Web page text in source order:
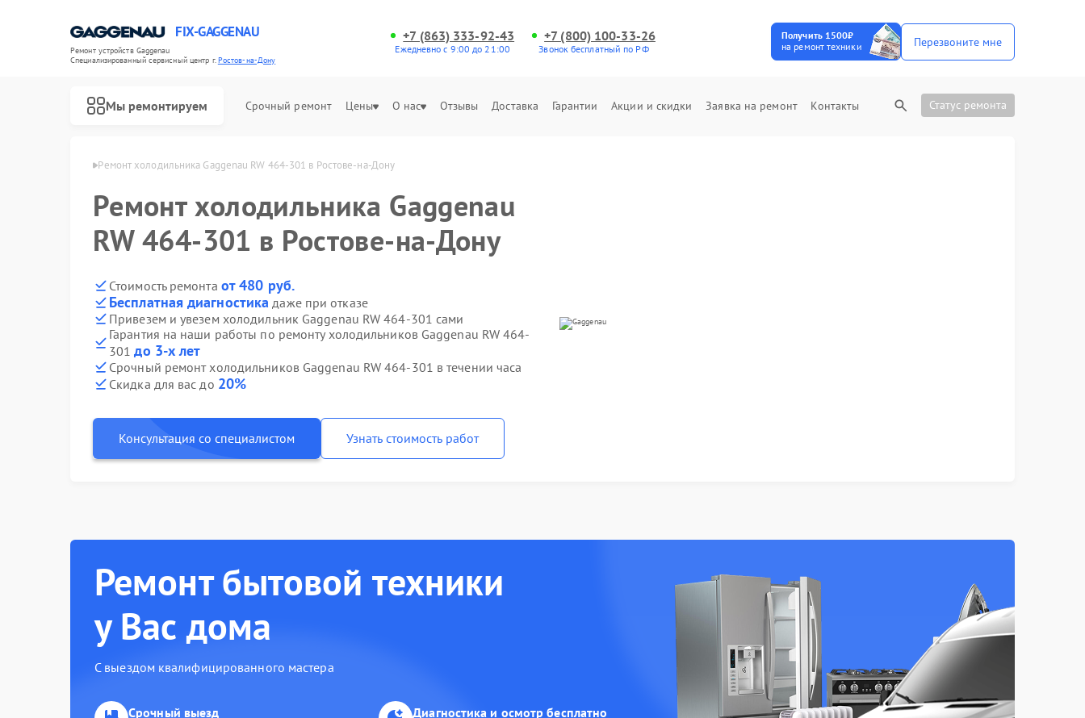
FIX-GAGGENAU
Ремонт устройств Gaggenau
Специализированный cервисный центр г.Ростов-на-Дону
+7 (863) 333-92-43
Ежедневно с 9:00 до 21:00
+7 (800) 100-33-26
Звонок бесплатный по РФ
Получить 1500₽
на ремонт техники
Перезвоните мне
Мы ремонтируем Срочный ремонт Цены О нас Отзывы Доставка Гарантии Акции и скидки Заявка на ремонт Контакты Статус ремонта
в Ростове-на-Дону Ремонт холодильника Gaggenau RW 464-301 в Ростове-на-Дону
Ремонт холодильника Gaggenau
RW 464-301 в Ростове-на-Дону
Стоимость ремонта от 480 руб.
Бесплатная диагностика даже при отказе
Привезем и увезем холодильник Gaggenau RW 464-301 сами
Гарантия на наши работы по ремонту холодильников Gaggenau RW 464-
301до 3-х лет
Срочный ремонт холодильников Gaggenau RW 464-301 в течении часа
Скидка для вас до 20%
Консультация со специалистом Узнать стоимость работ
Ремонт бытовой техники
у Вас дома
С выездом квалифицированного мастера
Срочный выезд Диагностика и осмотр бесплатно